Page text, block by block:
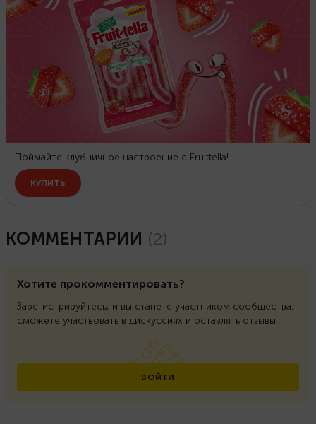
КОММЕНТАРИИ (2)
Хотите прокомментировать?
Зарегистрируйтесь, и вы станете участником сообщества,
сможете участвовать в дискуссиях и оставлять отзывы
ВОЙТИ